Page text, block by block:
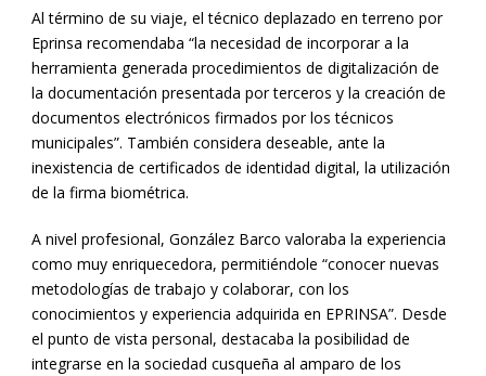
Al término de su viaje, el técnico deplazado en terreno por
Eprinsa recomendaba “la necesidad de incorporar a la
herramienta generada procedimientos de digitalización de
la documentación presentada por terceros y la creación de
documentos electrónicos firmados por los técnicos
municipales”. También considera deseable, ante la
inexistencia de certificados de identidad digital, la utilización
de la firma biométrica.
A nivel profesional, González Barco valoraba la experiencia
como muy enriquecedora, permitiéndole “conocer nuevas
metodologías de trabajo y colaborar, con los
conocimientos y experiencia adquirida en EPRINSA”. Desde
el punto de vista personal, destacaba la posibilidad de
integrarse en la sociedad cusqueña al amparo de los